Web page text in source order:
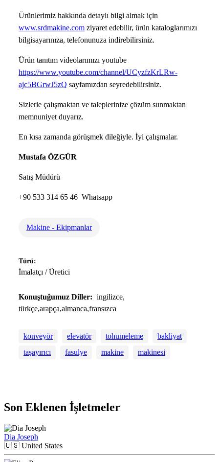
Ürünlerimiz hakkında detaylı bilgi almak için
www.srdmakine.com ziyaret edebilir, ürün kataloglarımızı
bilgisayarınıza, telefonunuza indirebilirsiniz.
Ürün tanıtım videolarımızı youtube
https://www.youtube.com/channel/UCyzfzKrLRw-
ajc5BGrwJ5zQ sayfamızdan seyredebilirsiniz.
Sizlerle çalışmaktan ve taleplerinize çözüm sunmaktan
memnuniyet duyarız.
En kısa zamanda görüşmek dileğiyle. İyi çalışmalar.
Mustafa ÖZGÜR
Satış Müdürü
+90 533 314 65 46 Whatsapp
Makine - Ekipmanlar
Türü:
İmalatçı / Üretici
Konuştuğumuz Diller: ingilizce,
türkçe,arapça,almanca,fransızca
konveyör elevatör tohumeleme
bakliyat
taşayırıcı
fasulye makine makinesi
Son Eklenen İşletmeler
Dia Joseph
🇺🇸 United States